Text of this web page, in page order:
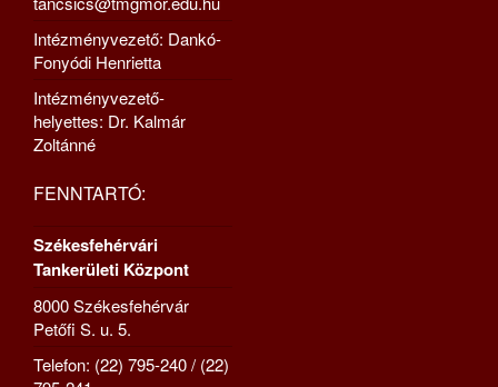
Intézményvezető: Dankó-
Fonyódi Henrietta
Intézményvezető-
helyettes: Dr. Kalmár
Zoltánné
FENNTARTÓ:
Székesfehérvári
Tankerületi Központ
8000 Székesfehérvár
Petőfi S. u. 5.
Telefon: (22) 795-240 / (22)